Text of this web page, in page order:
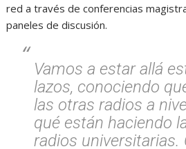
red a través de conferencias
paneles de discusión.
Vamos a estar allá
lazos, conociendo
las otras radios a
qué están haciendo
radios universitarias.